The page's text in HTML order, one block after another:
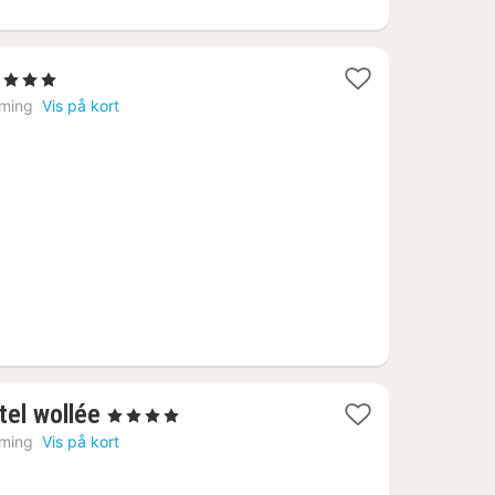
Stjerner
Vis på kort
wollée 1
nat
, 4 Stjerner
Vis på kort